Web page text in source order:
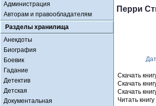
Администрация
Авторам и правообладателям
Разделы хранилища
Анекдоты
Биография
Боевик
Гадание
Детектив
Детская
Документальная
Перри
Скачать
Скачать
Скачать
Читать